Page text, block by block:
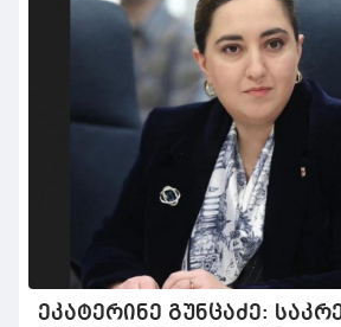
ეკატერინე გუნცაძე: